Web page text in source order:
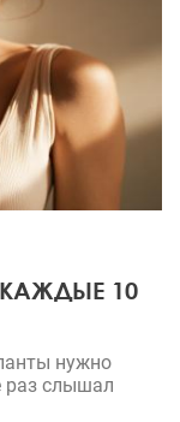
10
нужно
раз слышал